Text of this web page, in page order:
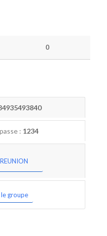
0
: 1234
groupe